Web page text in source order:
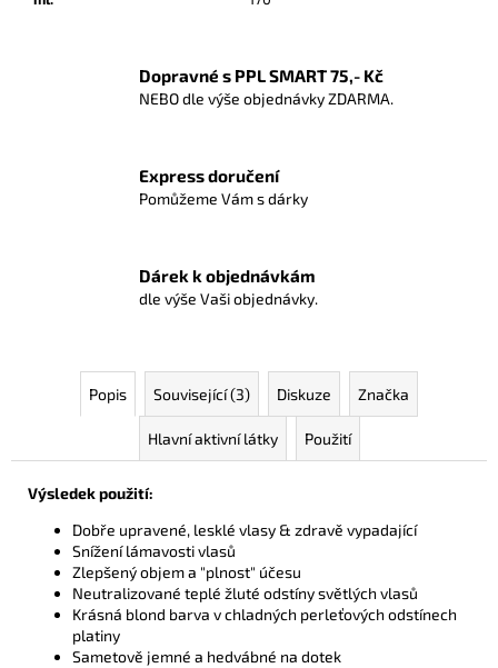
Dopravné s PPL SMART 75,- Kč
NEBO dle výše objednávky ZDARMA.
Express doručení
Pomůžeme Vám s dárky
Dárek k objednávkám
dle výše Vaši objednávky.
Popis Související (3) Diskuze Značka
Hlavní aktivní látky Použití
Výsledek použití:
Dobře upravené, lesklé vlasy & zdravě vypadající
Snížení lámavosti vlasů
Zlepšený objem a "plnost" účesu
Neutralizované teplé žluté odstíny světlých vlasů
Krásná blond barva v chladných perleťových odstínech
platiny
Sametově jemné a hedvábné na dotek